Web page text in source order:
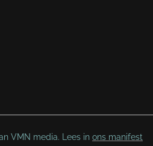
VMN media. Lees in ons manifest